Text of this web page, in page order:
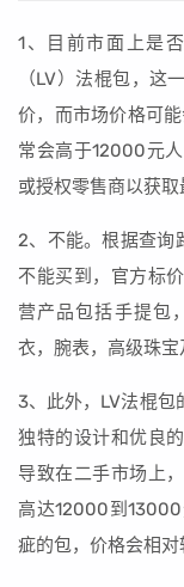
1、目前市面上是
（LV）法棍包，这
价，而市场价格可
常会高于12000元
或授权零售商以获取
2、不能。根据查询
不能买到，官方标
营产品包括手提包
衣，腕表，高级珠宝
3、此外，LV法棍包
独特的设计和优良
导致在二手市场上
高达12000到
疵的包，价格会相对